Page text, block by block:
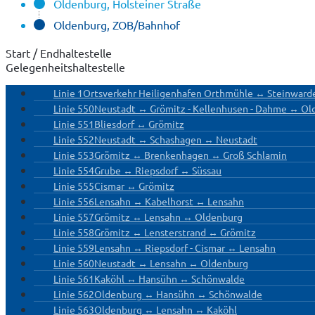
Oldenburg, Holsteiner Straße
Oldenburg, ZOB/Bahnhof
Start / Endhaltestelle
Gelegenheitshaltestelle
Linie 1Ortsverkehr Heiligenhafen Orthmühle ↔
Linie 550Neustadt ↔ Grömitz - Kellenhusen - Dahme ↔
Linie 551Bliesdorf ↔ Grömitz
Linie 552Neustadt ↔ Schashagen ↔ Neustadt
Linie 553Grömitz ↔ Brenkenhagen ↔ Groß Schlamin
Linie 554Grube ↔ Riepsdorf ↔ Süssau
Linie 555Cismar ↔ Grömitz
Linie 556Lensahn ↔ Kabelhorst ↔ Lensahn
Linie 557Grömitz ↔ Lensahn ↔ Oldenburg
Linie 558Grömitz ↔ Lensterstrand ↔ Grömitz
Linie 559Lensahn ↔ Riepsdorf - Cismar ↔ Lensahn
Linie 560Neustadt ↔ Lensahn ↔ Oldenburg
Linie 561Kaköhl ↔ Hansühn ↔ Schönwalde
Linie 562Oldenburg ↔ Hansühn ↔ Schönwalde
Linie 563Oldenburg ↔ Lensahn ↔ Kaköhl